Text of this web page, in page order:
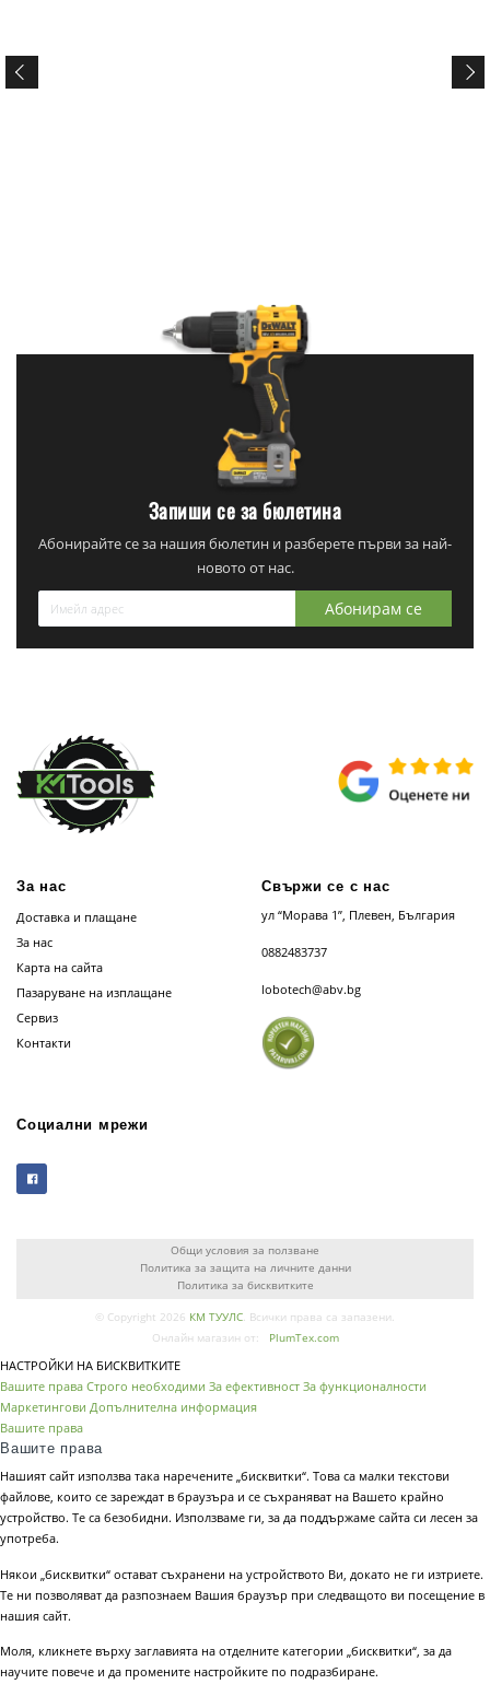
Запиши се за бюлетина
Абонирайте се за нашия бюлетин и разберете първи за най-
новото от нас.
Абонирам се
За нас
Доставка и плащане
За нас
Карта на сайта
Пазаруване на изплащане
Сервиз
Контакти
Свържи се с нас
ул “Морава 1”, Плевен, България
0882483737
lobotech@abv.bg
Социални мрежи
Общи условия за ползване
Политика за защита на личните данни
Политика за бисквитките
© Copyright 2026 КМ ТУУЛС. Всички права са запазени.
Онлайн магазин от:
PlumTex.com
НАСТРОЙКИ НА БИСКВИТКИТЕ
Вашите права Строго необходими За ефективност За функционалности
Маркетингови Допълнителна информация
Вашите права
Вашите права
Нашият сайт използва така наречените „бисквитки“. Това са малки текстови
файлове, които се зареждат в браузъра и се съхраняват на Вашето крайно
устройство. Те са безобидни. Използваме ги, за да поддържаме сайта си лесен за
употреба.
Някои „бисквитки“ остават съхранени на устройството Ви, докато не ги изтриете.
Те ни позволяват да разпознаем Вашия браузър при следващото ви посещение в
нашия сайт.
Моля, кликнете върху заглавията на отделните категории „бисквитки“, за да
научите повече и да промените настройките по подразбиране.